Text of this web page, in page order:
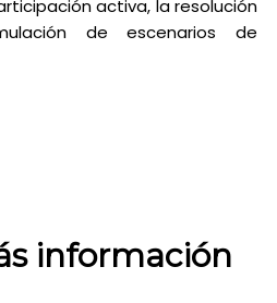
activa, la resolución
de escenarios de
información